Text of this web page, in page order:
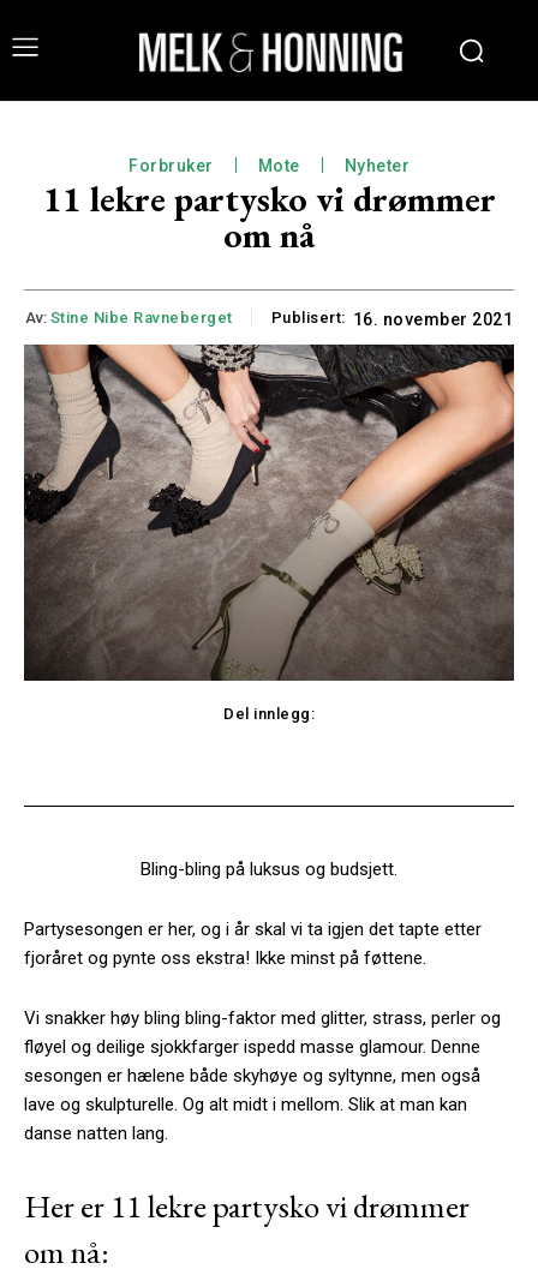
Forbruker Mote Nyheter
11 lekre partysko vi drømmer
om nå
Av: Stine Nibe Ravneberget Publisert: 16. november 2021
Del innlegg:
Bling-bling på luksus og budsjett.
Partysesongen er her, og i år skal vi ta igjen det tapte etter
fjoråret og pynte oss ekstra! Ikke minst på føttene.
Vi snakker høy bling bling-faktor med glitter, strass, perler og
fløyel og deilige sjokkfarger ispedd masse glamour. Denne
sesongen er hælene både skyhøye og syltynne, men også
lave og skulpturelle. Og alt midt i mellom. Slik at man kan
danse natten lang.
Her er 11 lekre partysko vi drømmer
om nå: